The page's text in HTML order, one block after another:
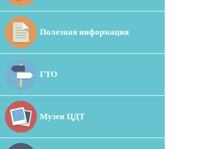
Полезная информация
ГТО
Музеи ЦДТ